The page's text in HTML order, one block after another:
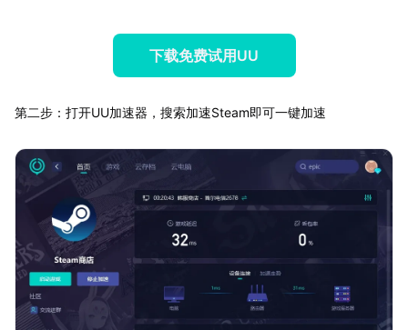
下载免费试用UU
第二步：打开UU加速器，搜索加速Steam即可一键加速